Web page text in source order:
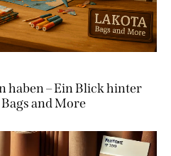
haben – Ein Blick hinter
and More